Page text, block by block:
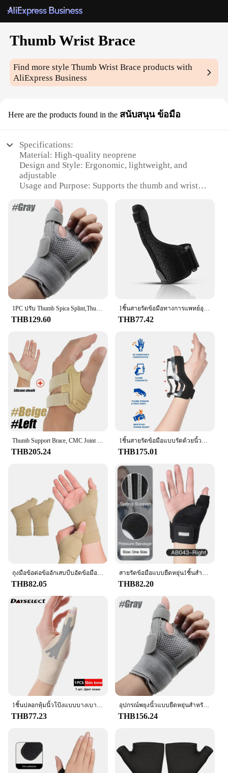
Thumb Wrist Brace
Find more styleThumb Wrist Brace products with
AliExpress Business
Here are the products found in the สนับสนุน ข้อมือ
Specifications:
Material: High-quality neoprene
Design and Style: Ergonomic, lightweight, and
adjustable
Usage and Purpose: Supports the thumb and wrist,
Typical Adaptive Scenario: Ideal for individuals
with repetitive strain injuries, arthritis, or carpal
tunnel syndrome
Shape or Size or Weight or Quantity: Single unit,
adjustable to fit various wrist sizes
Performance and Property: Breathable, moisture-
wicking fabric for comfort
Features:
|Wholesale|Vendors|
**Optimal Support and Comfort**
designed to provide targeted support to the thumb
and wrist, ensuring that you can carry out your daily
tasks with ease and without the fear of injury. Made
from premium neoprene, this brace offers a snug fit
that conforms to your wrist's natural contours,
providing a comfortable experience even during
prolonged use. Its lightweight design ensures that
you can wear it discreetly under clothing, making it
perfect for both personal and professional use.
**Versatile and Adjustable**
Understanding that everyone's needs are unique,
adjustable, allowing you to customize the fit to your
specific wrist size. Whether you're at work,
engaging in sports, or simply performing everyday
activities, the brace's adjustability ensures that you
can find the perfect level of support without
compromising on comfort. Its breathable fabric
keeps your skin cool and dry, preventing moisture
buildup and ensuring that you can wear it for
extended periods without discomfort.
**Adaptable for Various Activities**
Designed for individuals who demand high-
performance gear, this Thumb Wrist Brace is not
just a supportive accessory but a versatile one. It's
an essential tool for those who engage in activities
that require repetitive hand movements, such as
typing, gaming, or crafting. Its ergonomic design is
also ideal for individuals with conditions like carpal
tunnel syndrome, arthritis, or repetitive strain
injuries, providing the necessary support to
alleviate pain and reduce the risk of further injury.
Whether you're a professional athlete, a craftsman,
or someone who spends long hours at a desk, this
Thumb Wrist Brace is your reliable companion for a
healthier, more comfortable experience.
1PC ปรับ Thumb Spica Splint,Thumb Stabilizer สายรัดข้อมือสําหรับผู้ชายและผู้หญิง Carpal อุโมงค์โรคข้ออักเสบ,tenosynovitis
THB129.60
1ชิ้นสายรัดข้อมือทางการแพทย์อุปกรณ์ป้องกันมือเฝือกเหล็กอุปกรณ์ช่วย penyangga Jari ข้อมือป้องกันสำหรับโรคข้ออักเสบ carpal
THB77.42
Thumb Support Brace, CMC Joint Stabilizer Orthosis, Spica Splint สําหรับโรคข้อเข่าเสื่อม, ความไม่มั่นคง, Tendonitis, บรรเทาอาการปวดข้ออักเสบ
THB205.24
1ชิ้นสายรัดข้อมือแบบรัดด้วยนิ้วโป้งทำให้มั่นคงผู้หญิงผู้ชายเอ็นอักเสบเฝือกนิ้ว
THB175.01
ถุงมือข้อต่อข้ออักเสบบีบอัดข้อมือ1คู่อุปกรณ์พยุงข้อมือระบายอากาศได้พร้อมแผ่นเจลสำหรับบาดเจ็บที่นิ้วหัวแม่มือ
THB82.05
สายรัดข้อมือแบบยืดหยุ่น1ชิ้นสำหรับบรรเทาเอ็นกล้ามเนื้ออักเสบอุปกรณ์ป้องกันปลอกนิ้วหัวแม่มือระบายอากาศเหมาะกับมือขวาและซ้าย
THB82.20
1ชิ้นปลอกหุ้มนิ้วโป้งแบบบางเบาที่ป้องกันข้อมือห่อที่ป้องกันข้อมือเคสโทรศัพท์กันกระแทกรัดป้องกันการเกิดการเคล็ดขัดยอก
THB77.23
อุปกรณ์พยุงนิ้วแบบยืดหยุ่นสำหรับป้องกันเอ็นกล้ามเนื้ออักเสบอุปกรณ์ป้องกันปลอกนิ้วหัวแม่มือระบายอากาศเหมาะกับมือขวาและซ้าย
THB156.24